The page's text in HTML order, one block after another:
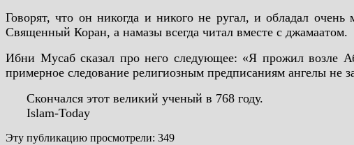
Говорят, что он никогда и никого не ругал, и обладал
Священный Коран, а намазы всегда читал вместе с джамаатом.
Ибни Мусаб сказал про него следующее: «Я прожил возле
примерное следование религиозным предписаниям ангелы не
Скончался этот великий ученый в 768 году.
Islam-Today
Эту публикацию просмотрели: 349